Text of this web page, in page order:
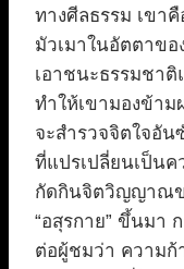
ทางศีลธรรม เขา
มัวเมาในอัตตาขอ
เอาชนะธรรมชา
ทำให้เขามองข้า
จะสำรวจจิตใจอั
ที่แปรเปลี่ยนเป็น
กัดกินจิตวิญญาณข
“อสุรกาย” ขึ้นมา
ต่อผู้ชมว่า ความก้